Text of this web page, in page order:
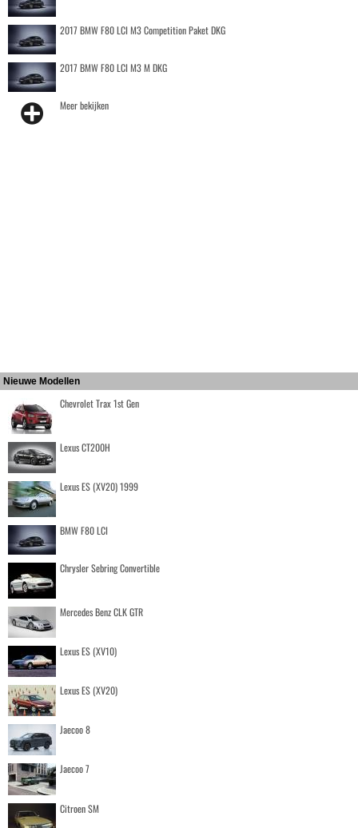
2017 BMW F80 LCI M3 Competition Paket DKG
2017 BMW F80 LCI M3 M DKG
Meer bekijken
Nieuwe Modellen
Chevrolet Trax 1st Gen
Lexus CT200H
Lexus ES (XV20) 1999
BMW F80 LCI
Chrysler Sebring Convertible
Mercedes Benz CLK GTR
Lexus ES (XV10)
Lexus ES (XV20)
Jaecoo 8
Jaecoo 7
Citroen SM